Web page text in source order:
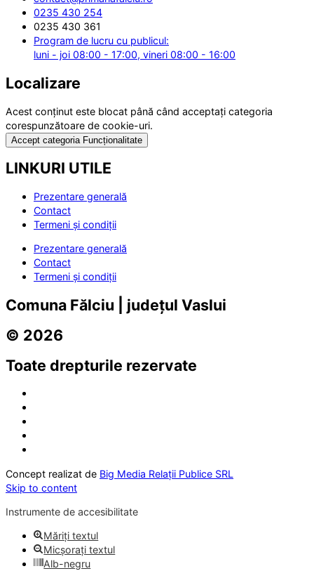
0235 430 254
0235 430 361
Program de lucru cu publicul:
luni - joi 08:00 - 17:00, vineri 08:00 - 16:00
Localizare
Acest conținut este blocat până când acceptați categoria
corespunzătoare de cookie-uri.
Accept categoria Funcționalitate
LINKURI UTILE
Prezentare generală
Contact
Termeni și condiții
Prezentare generală
Contact
Termeni și condiții
Comuna Fălciu | județul Vaslui
© 2026
Toate drepturile rezervate
Concept realizat de Big Media Relații Publice SRL
Skip to content
Instrumente de accesibilitate
Măriți textul
Micșorați textul
Alb-negru